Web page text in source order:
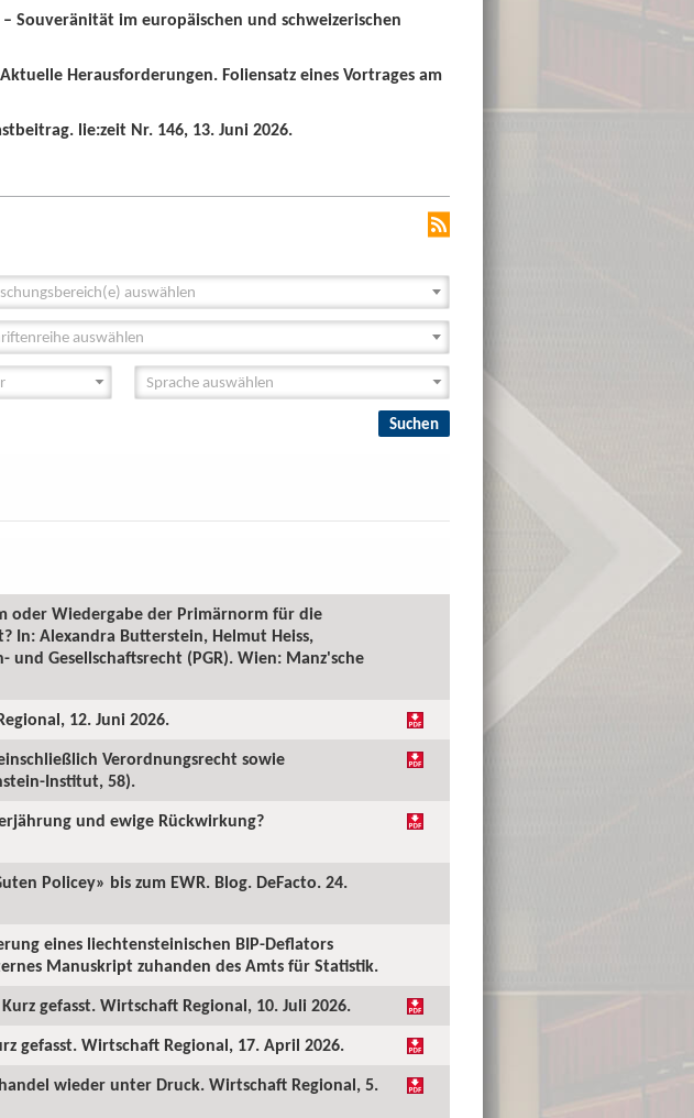
Souveränität im europäischen und schweizerischen
Herausforderungen. Foliensatz eines Vortrages am
lie:zeit Nr. 146, 13. Juni 2026.
auswählen
auswählen
oder Wiedergabe der Primärnorm für die
In: Alexandra Butterstein, Helmut Heiss,
und Gesellschaftsrecht (PGR). Wien: Manz'sche
12. Juni 2026.
Verordnungsrecht sowie
Institut, 58).
und ewige Rückwirkung?
Policey» bis zum EWR. Blog. DeFacto. 24.
eines liechtensteinischen BIP-Deflators
Manuskript zuhanden des Amts für Statistik.
gefasst. Wirtschaft Regional, 10. Juli 2026.
gefasst. Wirtschaft Regional, 17. April 2026.
wieder unter Druck. Wirtschaft Regional, 5.